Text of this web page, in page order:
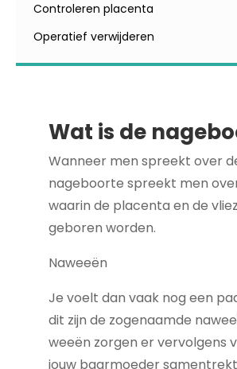
Controleren placenta
Operatief verwijderen
Wat is de
Wanneer men spreekt over
nageboorte spreekt men
waarin de placenta en de
geboren worden.
Naweeën
Je voelt dan vaak nog een
dit zijn de zogenaamde
weeën zorgen er vervolgens
jouw baarmoeder